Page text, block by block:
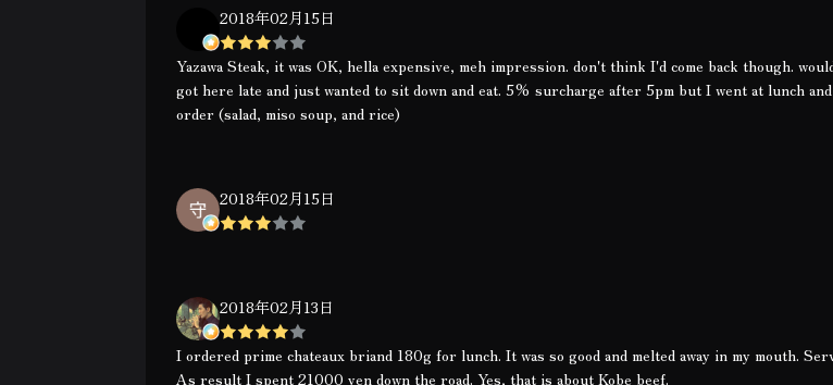
2018年02月15日
Yazawa Steak, it was OK, hella expensive, meh impression. don't think I'd come back though.
got here late and just wanted to sit down and eat. 5% surcharge after 5pm but I went at lunch
order (salad, miso soup, and rice)
2018年02月15日
2018年02月13日
I ordered prime chateaux briand 180g for lunch. It was so good and melted away in my mouth.
As result I spent 21000 yen down the road. Yes, that is about Kobe beef.